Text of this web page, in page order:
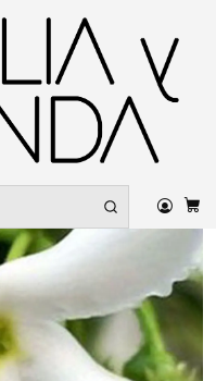
Jazmín hélice